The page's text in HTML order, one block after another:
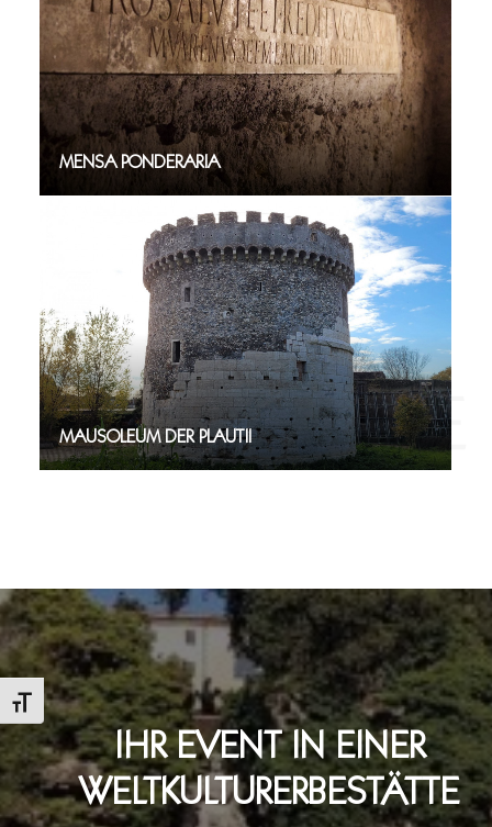
Schrift vergrößern
MENSA PONDERARIA
MAUSOLEUM DER PLAUTII
IHR EVENT IN EINER
WELTKULTURERBESTÄTTE